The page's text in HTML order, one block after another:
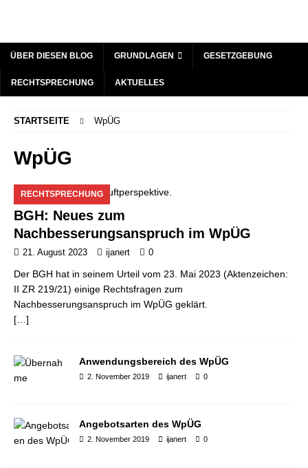
ÜBER DIESEN BLOG GRUNDLAGEN GESETZGEBUNG
RECHTSPRECHUNG AKTUELLES
STARTSEITE WpÜG
WpÜG
RECHTSPRECHUNG
BGH: Neues zum
Nachbesserungsanspruch im WpÜG
21. August 2023 ijanert 0
Der BGH hat in seinem Urteil vom 23. Mai 2023 (Aktenzeichen:
II ZR 219/21) einige Rechtsfragen zum
Nachbesserungsanspruch im WpÜG geklärt.
[…]
Anwendungsbereich des WpÜG
2. November 2019 ijanert 0
Angebotsarten des WpÜG
2. November 2019 ijanert 0